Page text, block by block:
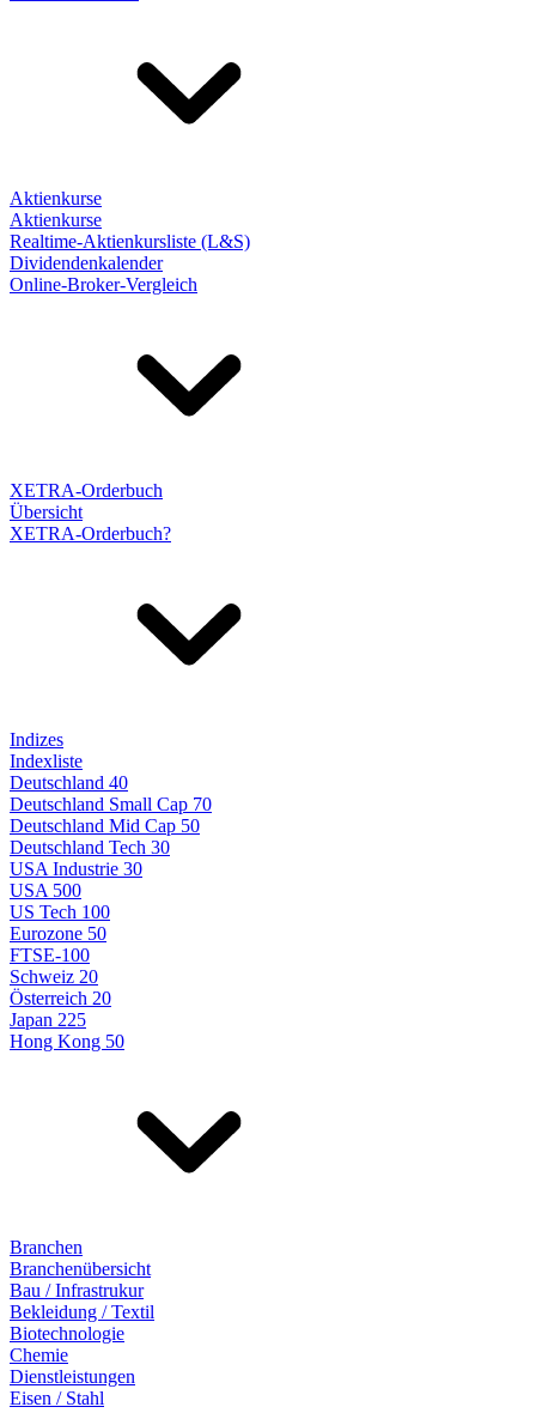
Aktienkurse
Aktienkurse
Realtime-Aktienkursliste (L&S)
Dividendenkalender
Online-Broker-Vergleich
XETRA-Orderbuch
Übersicht
XETRA-Orderbuch?
Indizes
Indexliste
Deutschland 40
Deutschland Small Cap 70
Deutschland Mid Cap 50
Deutschland Tech 30
USA Industrie 30
USA 500
US Tech 100
Eurozone 50
FTSE-100
Schweiz 20
Österreich 20
Japan 225
Hong Kong 50
Branchen
Branchenübersicht
Bau / Infrastrukur
Bekleidung / Textil
Biotechnologie
Chemie
Dienstleistungen
Eisen / Stahl